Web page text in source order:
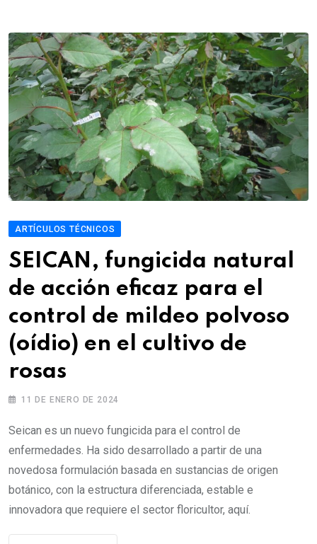
ARTÍCULOS TÉCNICOS
SEICAN, fungicida natural
de acción eficaz para el
control de mildeo polvoso
(oídio) en el cultivo de
rosas
11 DE ENERO DE 2024
Seican es un nuevo fungicida para el control de
enfermedades. Ha sido desarrollado a partir de una
novedosa formulación basada en sustancias de origen
botánico, con la estructura diferenciada, estable e
innovadora que requiere el sector floricultor, aquí.